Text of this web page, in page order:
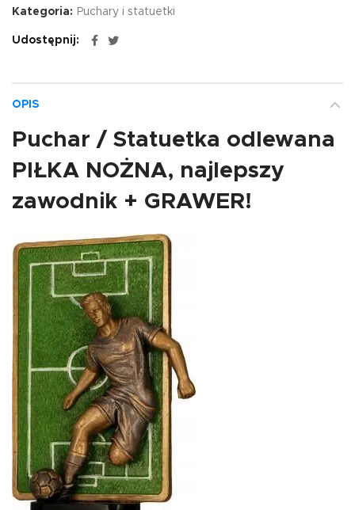
Kategoria: Puchary i statuetki
Udostępnij
OPIS
Puchar / Statuetka odlewana
PIŁKA NOŻNA, najlepszy
zawodnik + GRAWER!